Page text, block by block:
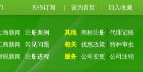
5171 RSS订阅 设为首页 加入收藏
海新闻
注册案例
商新闻
常见问题
税新闻 │注册进程
其他│商标注册│代理记账
相关│优惠政策│特种审批
服务│公司变更│ 公司注销